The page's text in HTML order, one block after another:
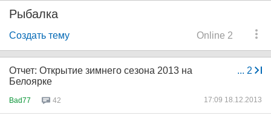
Рыбалка
Online 2
Создать тему
... 2
Отчет: Открытие зимнего сезона 2013 на
Белоярке
Bad77 42 17:09 18.12.2013